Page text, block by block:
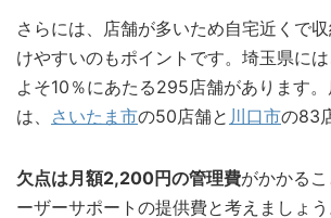
さらには、店舗が多いため自宅近くで
けやすいのもポイントです。埼玉県に
よそ10％にあたる295店舗があります
は、 さいたま市の50店舗と 川口市の83
欠点は月額2,200円の管理費がかかる
ーザーサポートの提供費と考えましょう